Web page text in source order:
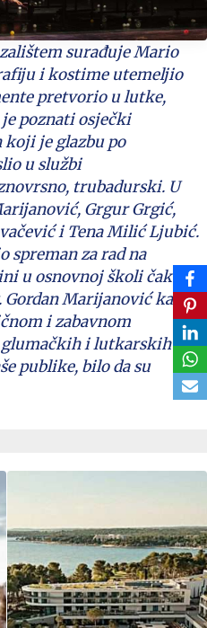
surađuje Mario
i kostime utemeljio
pretvorio u lutke,
poznati osječki
je glazbu po
u službi
trubadurski. U
Grgur Grgić,
i Tena Milić Ljubić.
spreman za rad na
u osnovnoj školi čak dva
Marijanović kaže
i zabavnom
glumačkih i lutkarskih
publike, bilo da su